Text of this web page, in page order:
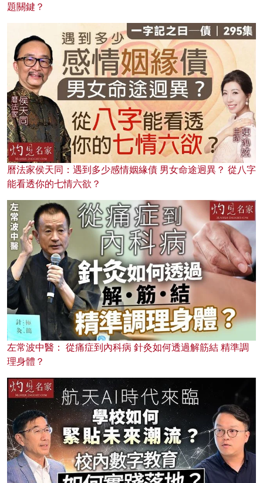
題關鍵？
曆法家侯天同：遇到多少感情姻緣債 男女命途迥異？ 從八字
能看透你的七情六欲？
左常波中醫： 從痛症到內科病 針灸如何透過解筋結 精準調
理身體？